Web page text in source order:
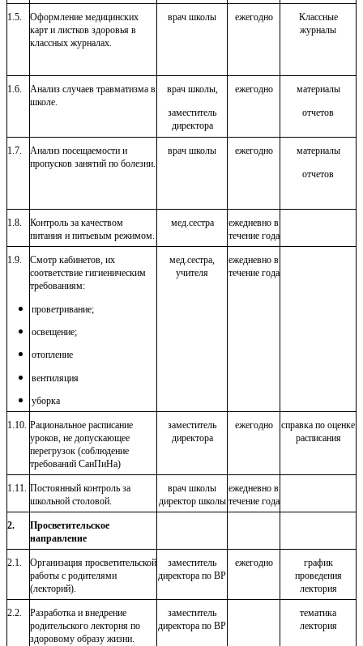
1.5.
Оформление медицинских
карт и листков здоровья в
классных журналах.
врач школы ежегодно
Классные
журналы
1.6.
Анализ случаев травматизма в
школе.
врач школы,
заместитель
директора
ежегодно материалы
отчетов
1.7.
Анализ посещаемости и
пропусков занятий по болезни.
врач школы ежегодно материалы
отчетов
1.8.
Контроль за качеством
питания и питьевым режимом.
мед.сестра
ежедневно в
течение года
1.9.
Смотр кабинетов, их
соответствие гигиеническим
требованиям:
проветривание;
освещение;
отопление
вентиляция
уборка
мед.сестра,
учителя
ежедневно в
течение года
1.10. Рациональное расписание
уроков, не допускающее
перегрузок (соблюдение
требований СанПиНа)
заместитель
директора
ежегодно
справка по оценке
расписания
1.11.
Постоянный контроль за
школьной столовой.
врач школы
директор школы
ежедневно в
течение года
2.
Просветительское
направление
2.1.
Организация просветительской
работы с родителями
(лекторий).
заместитель
директора по ВР
ежегодно
график
проведения
лектория
2.2.
Разработка и внедрение
родительского лектория по
здоровому образу жизни.
заместитель
директора по ВР
тематика
лектория